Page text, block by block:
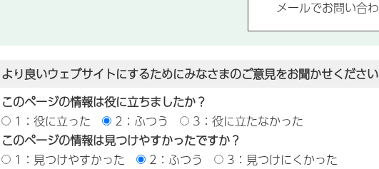
より良いウェブサイトにするためにみなさまのご意見をお聞かせください
このページの情報は役に立ちましたか？
1：役に立った
2：ふつう
3：役に立たなかった
このページの情報は見つけやすかったですか？
1：見つけやすかった
2：ふつう 3：見つけにくかった